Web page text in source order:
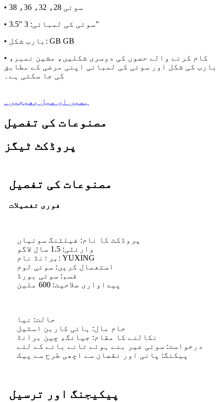
• سوئی 28، 32، 36، 38
• سوئی کی لمبائی: 3 "3.5″
• بارب شکل: GB GB
• کام کرنے والے حصوں کی دوسری شکلیں، مشین نمبر،
بارب کی شکل اور سوئی کی لمبائی اپنی مرضی کے مطابق
کی جا سکتی ہے۔
ہمیں ای میل بھیجیں۔
مصنوعات کی تفصیل
پروڈکٹ ٹیگز
مصنوعات کی تفصیل
فوری تفصیلات
پروڈکٹ کا نام: فیلٹنگ سوئیاں
وارنٹی: 1.5 سال لاگو
برانڈ نام: YUXING
استعمال کریں: سوئی لوم
قسم: سوئی بورڈ
پیداواری صلاحیت: 600 ملین
حالت: نیا
خام مال: ہائی کاربن اسٹیل
نکالنے کا مقام: جیانگ، چین برانڈ
درخواست: سوئی غیر بنے ہوئے تانے بانے کے لئے
پیکنگ: پانی اور نقصان سے اچھی طرح سے پیک
پیکیجنگ اور ترسیل